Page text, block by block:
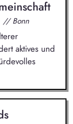
// Bonn
aktives und